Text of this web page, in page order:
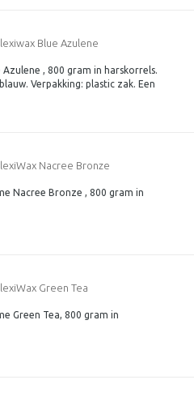
Blue Azulene
Azulene , 800 gram in harskorrels.
Verpakking: plastic zak. Een
Nacree Bronze
Nacree Bronze , 800 gram in
Green Tea
Green Tea, 800 gram in